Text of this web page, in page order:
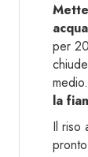
per
medio.
la
Il riso